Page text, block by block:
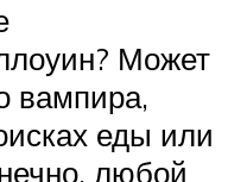
Может
вампира,
еды или
любой